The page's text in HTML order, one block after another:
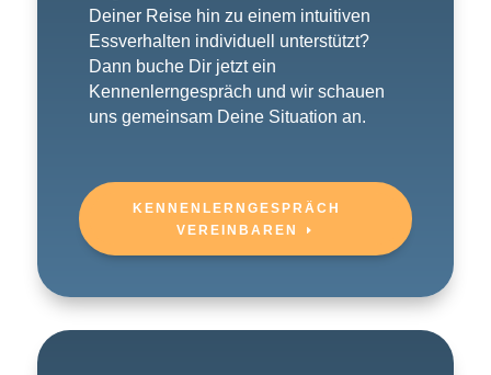
Deiner Reise hin zu einem intuitiven
Essverhalten individuell unterstützt?
Dann buche Dir jetzt ein
Kennenlerngespräch und wir schauen
uns gemeinsam Deine Situation an.
KENNENLERNGESPRÄCH
VEREINBAREN